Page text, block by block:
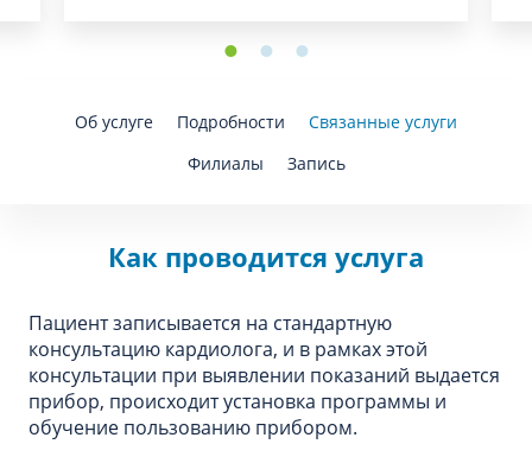
Об услуге Подробности
Связанные услуги
Филиалы
Запись
Как проводится услуга
Пациент записывается на стандартную
консультацию кардиолога, и в рамках этой
консультации при выявлении показаний выдается
прибор, происходит установка программы и
обучение пользованию прибором.